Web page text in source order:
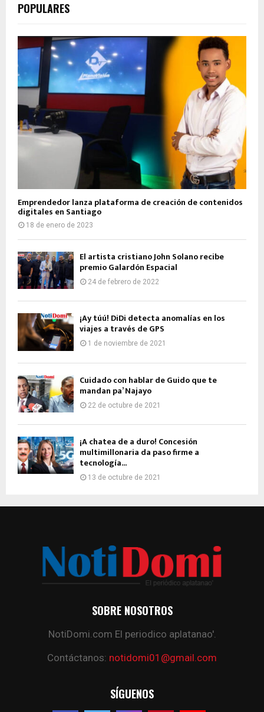
POPULARES
Emprendedor lanza plataforma de creación de contenidos
digitales en Santiago
18 de enero de 2023
El artista cristiano John Solano recibe
premio Galardón Espacial
24 de febrero de 2022
¡Ay túú! DiDi detecta anomalías en los
viajes a través de GPS
1 de noviembre de 2021
Cuidado con hablar de Guido que te
mandan pa’ Najayo
22 de octubre de 2021
¡A chatea de a duro! Concesión
multimillonaria da paso firme a
tecnología...
13 de octubre de 2021
SOBRE NOSOTROS
NotiDomi.com El periodico aplatanao'.
Contáctanos: notidomi01@gmail.com
SÍGUENOS